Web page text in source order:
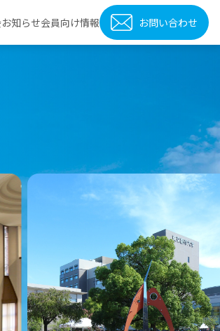
お知らせ会員向け情報 お問い合わせ